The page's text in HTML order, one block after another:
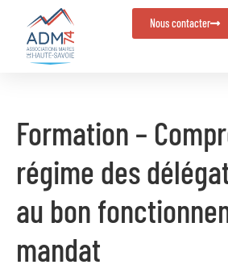
Nous contacter
Formation –
régime des
au bon
mandat
Panneau de gestion des cookies